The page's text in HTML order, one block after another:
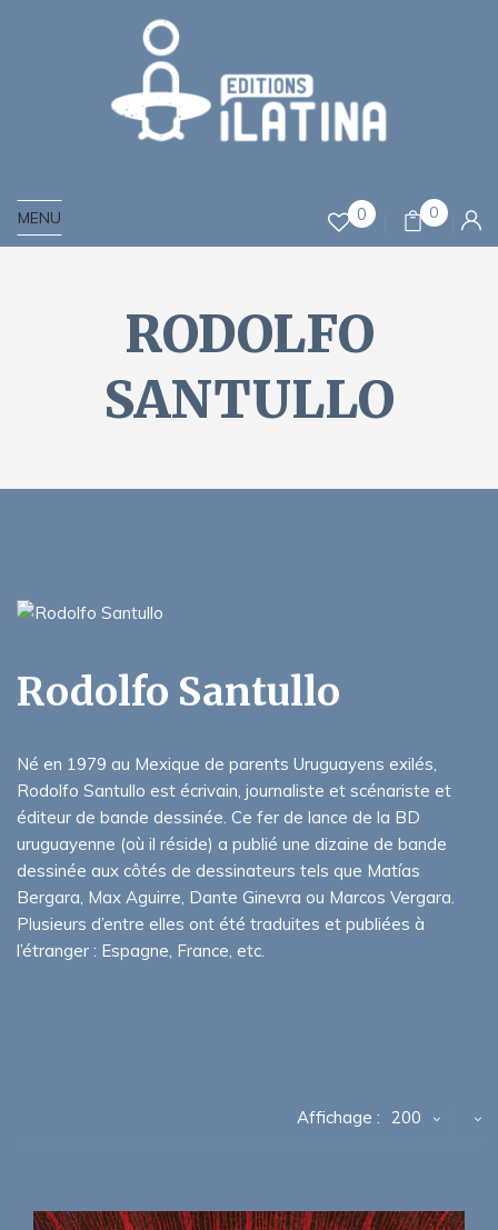
MENU 0 0
RODOLFO
SANTULLO
Rodolfo Santullo
Né en 1979 au Mexique de parents Uruguayens exilés,
Rodolfo Santullo est écrivain, journaliste et scénariste et
éditeur de bande dessinée. Ce fer de lance de la BD
uruguayenne (où il réside) a publié une dizaine de bande
dessinée aux côtés de dessinateurs tels que Matías
Bergara, Max Aguirre, Dante Ginevra ou Marcos Vergara.
Plusieurs d’entre elles ont été traduites et publiées à
l’étranger : Espagne, France, etc.
Affichage : 200